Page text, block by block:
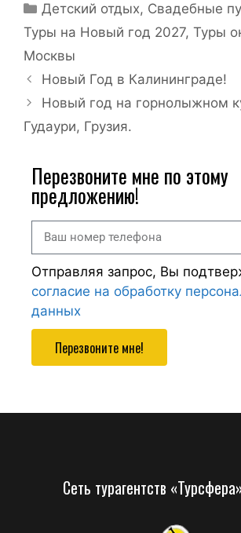
Детский отдых, Свадебные
Туры на Новый год 2027, Туры
Москвы
Новый Год в Калининграде!
Новый год на горнолыжном
Гудаури, Грузия.
Перезвоните мне по этому
предложению!
Отправляя запрос, Вы
согласие на обработку
данных
Перезвоните мне!
Сеть турагентств